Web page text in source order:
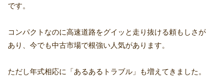
です。
コンパクトなのに高速道路をグイッと走り抜ける頼もしさが
あり、今でも中古市場で根強い人気があります。
ただし年式相応に「あるあるトラブル」も増えてきました。